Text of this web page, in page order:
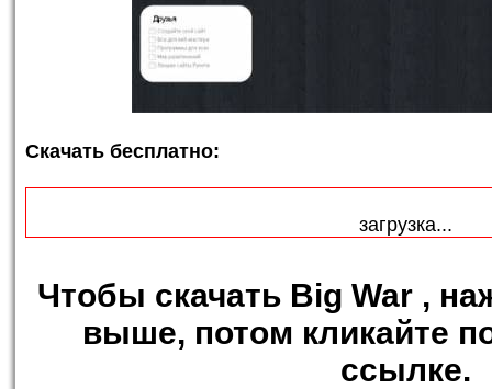
Скачать бесплатно:
загрузка...
Чтобы скачать Big War ,
выше, потом кликайте
ссылке.